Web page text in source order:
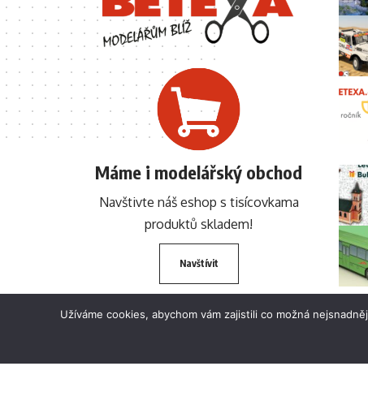
Máme i modelářský obchod
Navštivte náš eshop s tisícovkama
produktů skladem!
Navštívit
Užíváme cookies, abychom vám zajistili co možná